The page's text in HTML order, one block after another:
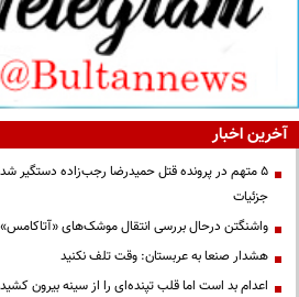
آخرین اخبار
۵ متهم در پرونده قتل حمیدرضا رجب‌زاده دستگیر
جزئیات
واشنگتن درحال بررسی انتقال موشک‌های «آتاکامس»
هشدار صنعا به عربستان: وقت تلف نکنید
اعدام بد است اما قلب تپنده‌ای را از سینه بیرون